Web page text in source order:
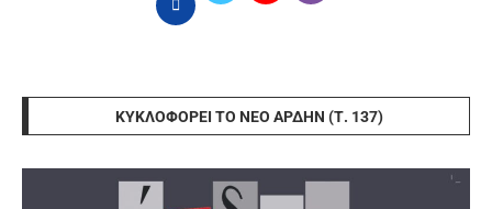
ΚΥΚΛΟΦΟΡΕΊ ΤΟ ΝΈΟ ΆΡΔΗΝ (Τ. 137)